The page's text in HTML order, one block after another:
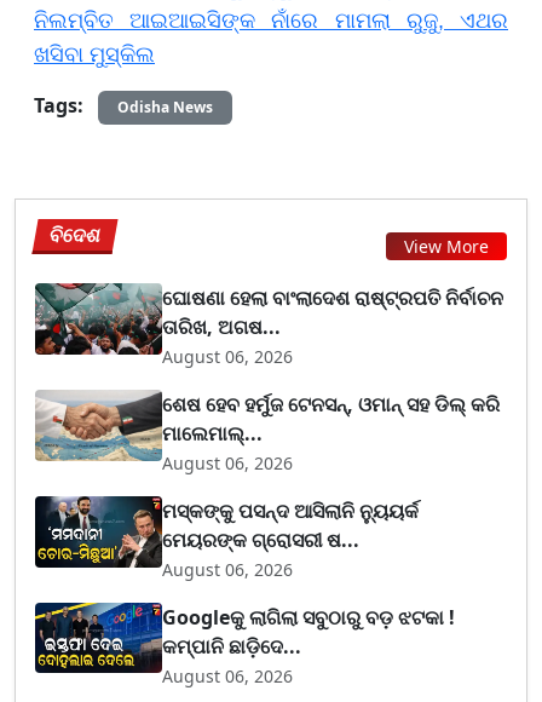
ନିଲମ୍ବିତ ଆଇଆଇସିଙ୍କ ନାଁରେ ମାମଲା ରୁଜୁ, ଏଥର
ଖସିବା ମୁସ୍କିଲ
Tags: Odisha News
ବିଦେଶ View More
ଘୋଷଣା ହେଲା ବାଂଲାଦେଶ ରାଷ୍ଟ୍ରପତି ନିର୍ବାଚନ
ତାରିଖ, ଅଗଷ...
August 06, 2026
ଶେଷ ହେବ ହର୍ମୁଜ ଟେନସନ୍, ଓମାନ୍ ସହ ଡିଲ୍ କରି
ମାଲେମାଲ୍...
August 06, 2026
ମସ୍କଙ୍କୁ ପସନ୍ଦ ଆସିଲାନି ନ୍ୟୁୟର୍କ
ମେୟରଙ୍କ ଗ୍ରୋସରୀ ଷ...
August 06, 2026
Googleକୁ ଲାଗିଲା ସବୁଠାରୁ ବଡ଼ ଝଟକା !
କମ୍ପାନି ଛାଡ଼ିଦେ...
August 06, 2026